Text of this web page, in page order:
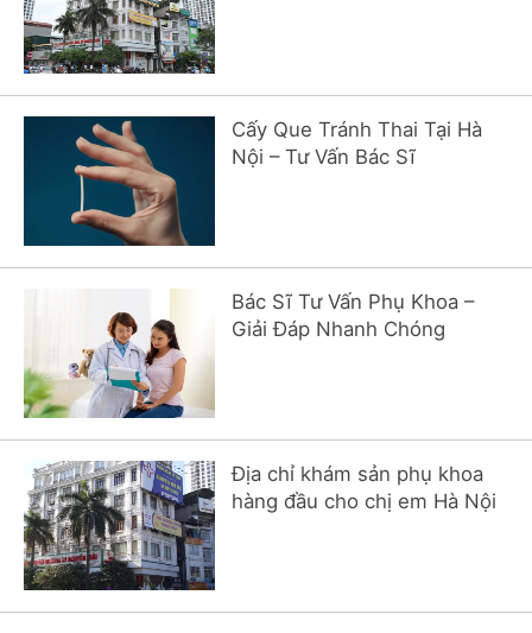
Cấy Que Tránh Thai Tại Hà
Nội – Tư Vấn Bác Sĩ
Bác Sĩ Tư Vấn Phụ Khoa –
Giải Đáp Nhanh Chóng
Địa chỉ khám sản phụ khoa
hàng đầu cho chị em Hà Nội